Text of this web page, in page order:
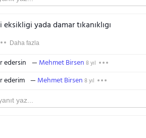
yada damar tıkanıklıgı
Daha fazla
edersin Mehmet Birsen 8 yıl
ederim Mehmet Birsen 8 yıl